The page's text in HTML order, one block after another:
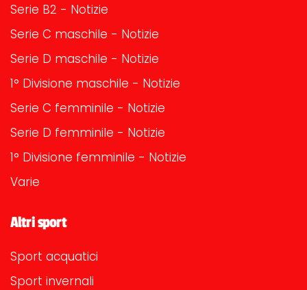
Serie B2 - Notizie
Serie C maschile - Notizie
Serie D maschile - Notizie
1° Divisione maschile - Notizie
Serie C femminile - Notizie
Serie D femminile - Notizie
1° Divisione femminile - Notizie
Varie
Altri sport
Sport acquatici
Sport invernali